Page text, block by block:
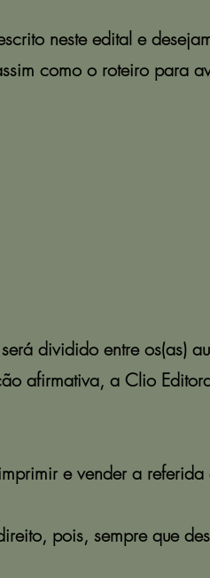
neste edital e
como o roteiro para
dividido entre os(as)
afirmativa, a Clio
e vender a
pois, sempre que